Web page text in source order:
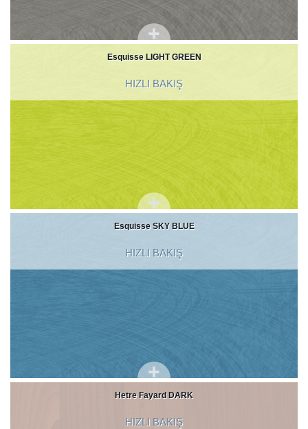
Esquisse LIGHT GREEN
HIZLI BAKIŞ
Esquisse SKY BLUE
HIZLI BAKIŞ
Hetre Fayard DARK
HIZLI BAKIŞ